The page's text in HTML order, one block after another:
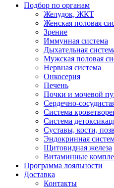
Подбор по органам
Желудок, ЖКТ
Женская половая
Зрение
Иммунная система
Дыхательная
Мужская половая
Нервная система
Онкосерия
Печень
Почки и мочевой
Сердечно-
Система
Система
Суставы, кости,
Эндокринная
Щитовидная железа
Витаминные
Программа лояльности
Доставка
Контакты